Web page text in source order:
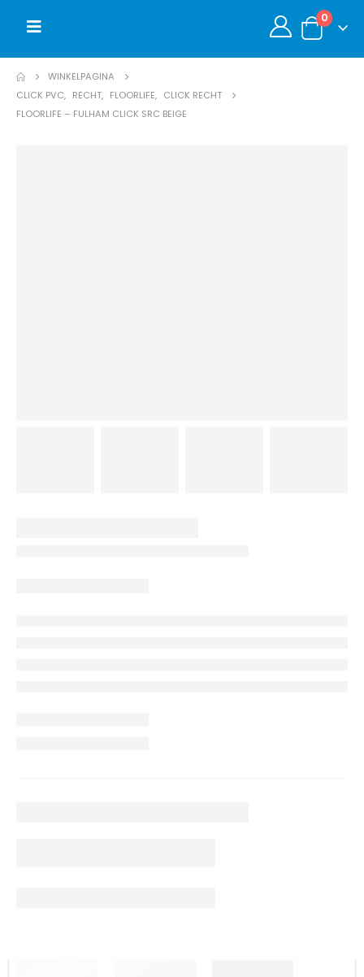
0
WINKELPAGINA
CLICK PVC, RECHT, FLOORLIFE, CLICK RECHT
FLOORLIFE – FULHAM CLICK SRC BEIGE